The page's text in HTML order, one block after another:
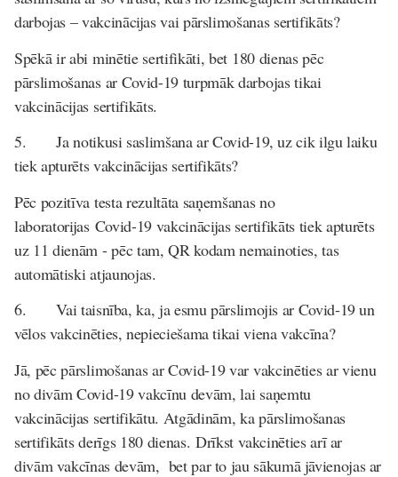
darbojas – vakcinācijas vai pārslimošanas sertifikāts?
Spēkā ir abi minētie sertifikāti, bet 180 dienas pēc
pārslimošanas ar Covid-19 turpmāk darbojas tikai
vakcinācijas sertifikāts.
5.Ja notikusi saslimšana ar Covid-19, uz cik ilgu laiku
tiek apturēts vakcinācijas sertifikāts?
Pēc pozitīva testa rezultāta saņemšanas no
laboratorijas Covid-19 vakcinācijas sertifikāts tiek apturēts
uz 11 dienām - pēc tam, QR kodam nemainoties, tas
automātiski atjaunojas.
6.Vai taisnība, ka, ja esmu pārslimojis ar Covid-19 un
vēlos vakcinēties, nepieciešama tikai viena vakcīna?
Jā, pēc pārslimošanas ar Covid-19 var vakcinēties ar vienu
no divām Covid-19 vakcīnu devām, lai saņemtu
vakcinācijas sertifikātu. Atgādinām, ka pārslimošanas
sertifikāts derīgs 180 dienas.Drīkst vakcinēties arī ar
divām vakcīnas devām, bet par to jau sākumā jāvienojas ar